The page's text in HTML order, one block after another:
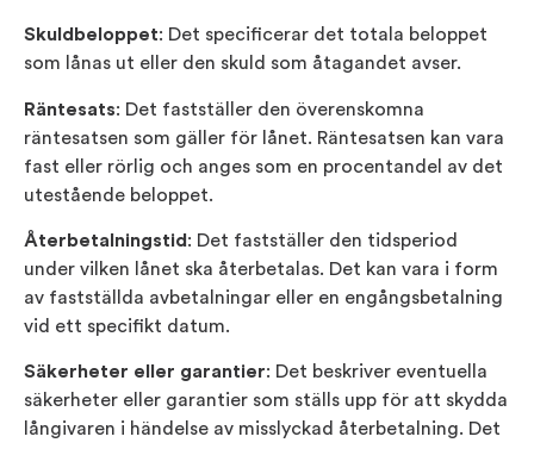
Skuldbeloppet: Det specificerar det totala beloppet
som lånas ut eller den skuld som åtagandet avser.
Räntesats: Det fastställer den överenskomna
räntesatsen som gäller för lånet. Räntesatsen kan vara
fast eller rörlig och anges som en procentandel av det
utestående beloppet.
Återbetalningstid : Det fastställer den tidsperiod
under vilken lånet ska återbetalas. Det kan vara i form
av fastställda avbetalningar eller en engångsbetalning
vid ett specifikt datum.
Säkerheter eller garantier: Det beskriver eventuella
säkerheter eller garantier som ställs upp för att skydda
långivaren i händelse av misslyckad återbetalning. Det